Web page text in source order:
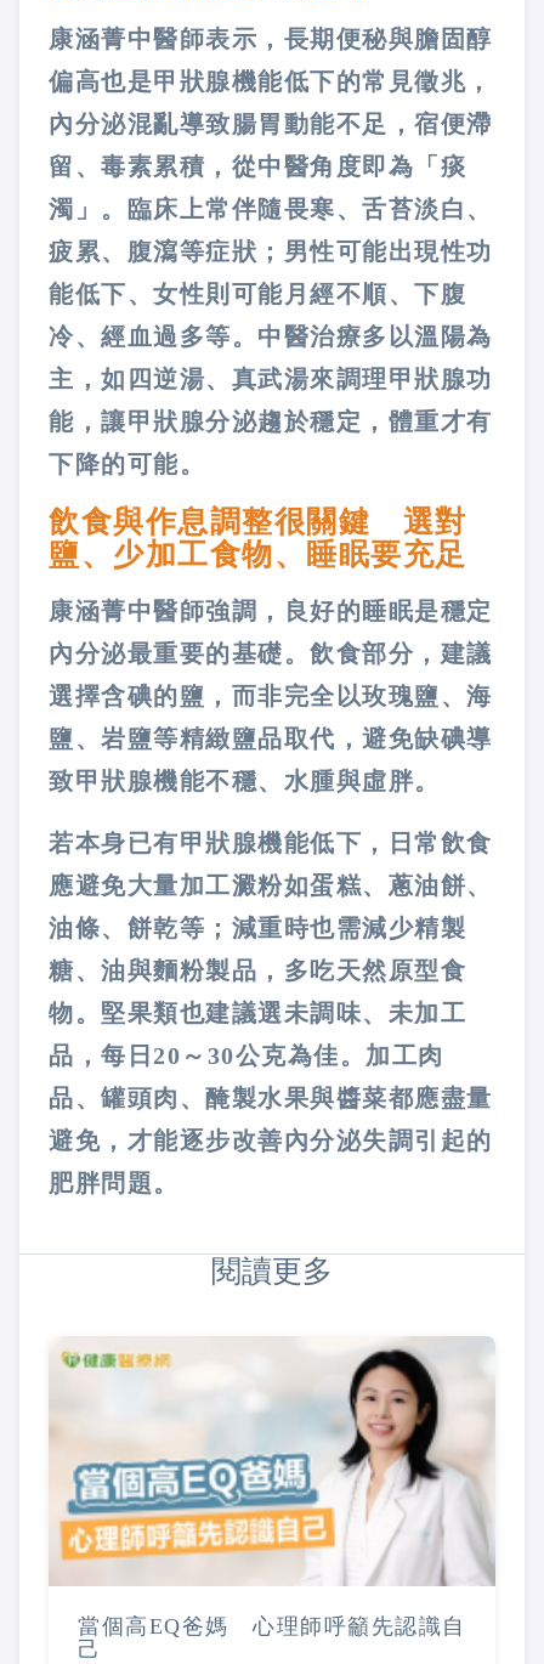
康涵菁中醫師表示，長期便秘與膽固醇
偏高也是甲狀腺機能低下的常見徵兆，
內分泌混亂導致腸胃動能不足，宿便滯
留、毒素累積，從中醫角度即為「痰
濁」。臨床上常伴隨畏寒、舌苔淡白、
疲累、腹瀉等症狀；男性可能出現性功
能低下、女性則可能月經不順、下腹
冷、經血過多等。中醫治療多以溫陽為
主，如四逆湯、真武湯來調理甲狀腺功
能，讓甲狀腺分泌趨於穩定，體重才有
下降的可能。
飲食與作息調整很關鍵 選對
鹽、少加工食物、睡眠要充足
康涵菁中醫師強調，良好的睡眠是穩定
內分泌最重要的基礎。飲食部分，建議
選擇含碘的鹽，而非完全以玫瑰鹽、海
鹽、岩鹽等精緻鹽品取代，避免缺碘導
致甲狀腺機能不穩、水腫與虛胖。
若本身已有甲狀腺機能低下，日常飲食
應避免大量加工澱粉如蛋糕、蔥油餅、
油條、餅乾等；減重時也需減少精製
糖、油與麵粉製品，多吃天然原型食
物。堅果類也建議選未調味、未加工
品，每日20～30公克為佳。加工肉
品、罐頭肉、醃製水果與醬菜都應盡量
避免，才能逐步改善內分泌失調引起的
肥胖問題。
閱讀更多
當個高EQ爸媽 心理師呼籲先認識自
己